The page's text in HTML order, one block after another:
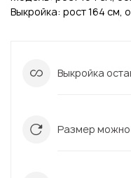
Выкройка: рост 164 см,
Вконтакте
Выкройка
Размер можно